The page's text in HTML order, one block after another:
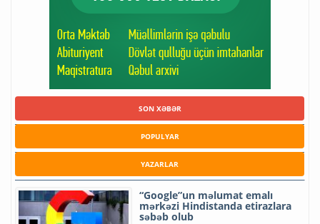
SON XƏBƏR
POPULYAR
YAZARLAR
“Google”un məlumat emalı
mərkəzi Hindistanda etirazlara
səbəb olub